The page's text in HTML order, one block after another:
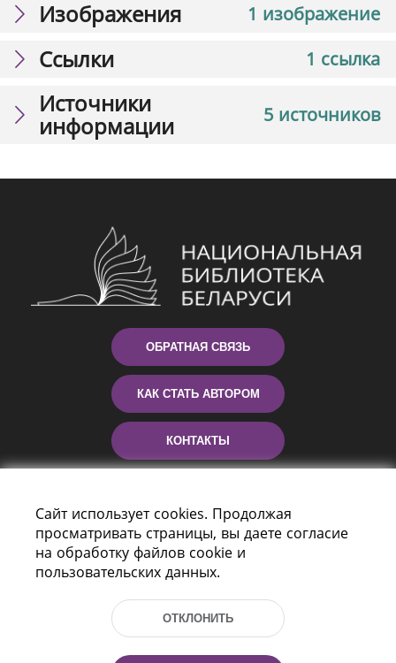
1 изображение
Изображения
1 ссылка
Ссылки
5 источников
Источники
информации
ОБРАТНАЯ СВЯЗЬ
КАК СТАТЬ АВТОРОМ
КОНТАКТЫ
Пр-т Независимости 116
Сайт использует cookies. Продолжая
просматривать страницы, вы даете согласие
на обработку файлов cookie и
пользовательских данных.
ОТКЛОНИТЬ